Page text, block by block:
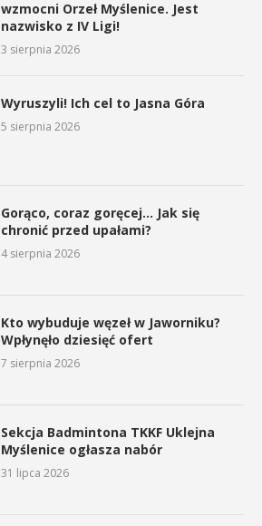
wzmocni Orzeł Myślenice. Jest
nazwisko z IV Ligi!
3 sierpnia 2026
Wyruszyli! Ich cel to Jasna Góra
5 sierpnia 2026
Gorąco, coraz goręcej… Jak się
chronić przed upałami?
4 sierpnia 2026
Kto wybuduje węzeł w Jaworniku?
Wpłynęło dziesięć ofert
7 sierpnia 2026
Sekcja Badmintona TKKF Uklejna
Myślenice ogłasza nabór
31 lipca 2026